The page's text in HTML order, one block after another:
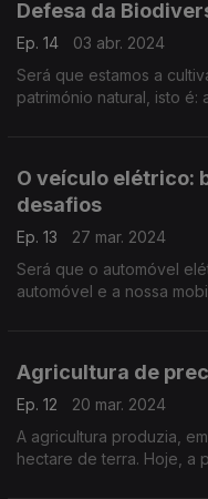
Defesa da
Ep. 14
03 abr. 2024
Será que estamos a
património natural, isto
O veículo elétrico:
desafios
Ep. 13
27 mar. 2024
Será que o automóvel
automóvel e a nossa
Agricultura de
Ep. 12
20 mar. 2024
A agricultura produzia,
hectare de terra. Hoje, a